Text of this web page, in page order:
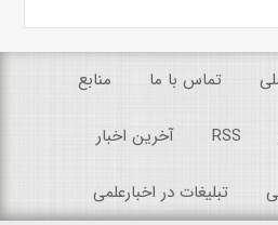
تماس با ما منابع
RSS آخرین اخبار
تبلیغات در اخبارعلمی